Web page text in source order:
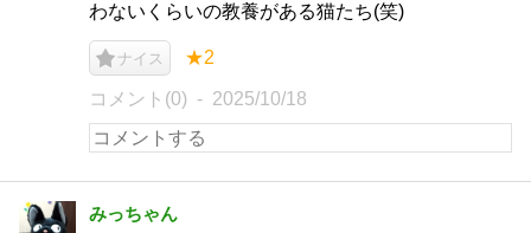
わないくらいの教養がある猫たち(笑)
ナイス ★2
コメント(0) 2025/10/18
みっちゃん